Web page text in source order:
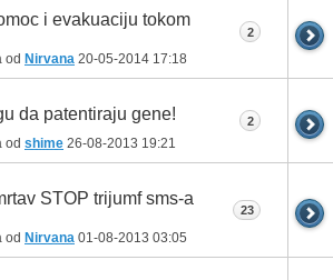
i evakuaciju tokom
od Nirvana 20-05-2014 17:18
2
da patentiraju gene!
od shime 26-08-2013 19:21
2
STOP trijumf sms-a
od Nirvana 01-08-2013 03:05
23